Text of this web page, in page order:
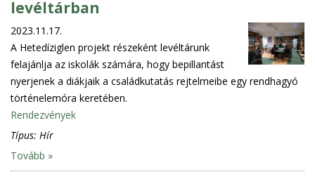
levéltárban
2023.11.17.
A Hetedíziglen projekt részeként levéltárunk
felajánlja az iskolák számára, hogy bepillantást
nyerjenek a diákjaik a családkutatás rejtelmeibe egy rendhagyó
történelemóra keretében.
Rendezvények
Típus: Hír
Tovább »